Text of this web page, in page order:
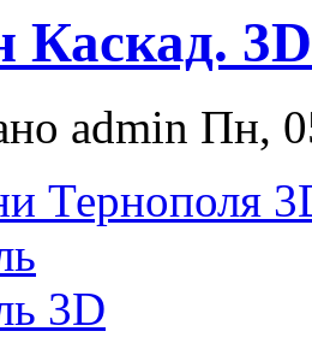
Каскад.
admin Пн,
Тернополя
3D